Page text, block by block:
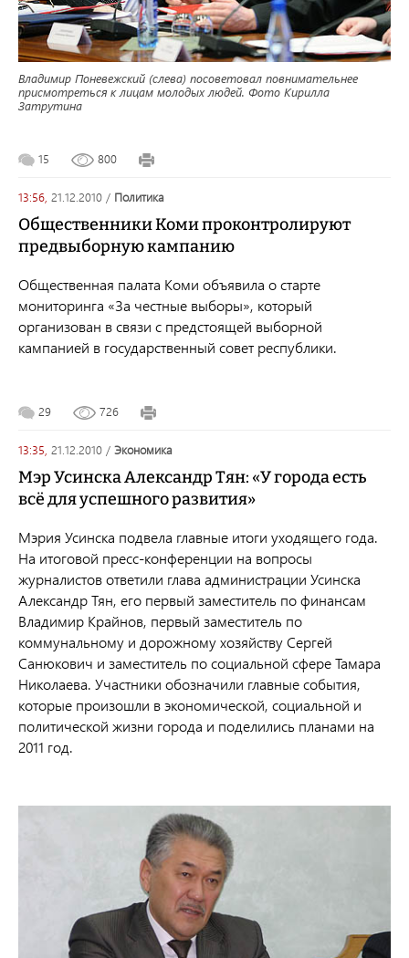
Владимир Поневежский (слева) посоветовал повнимательнее
присмотреться к лицам молодых людей. Фото Кирилла
Затрутина
15 800
13:56, 21.12.2010 / политика
Общественники Коми проконтролируют
предвыборную кампанию
Общественная палата Коми объявила о старте
мониторинга «За честные выборы», который
организован в связи с предстоящей выборной
кампанией в государственный совет республики.
29 726
13:35, 21.12.2010 / экономика
Мэр Усинска Александр Тян: «У города есть
всё для успешного развития»
Мэрия Усинска подвела главные итоги уходящего года.
На итоговой пресс-конференции на вопросы
журналистов ответили глава администрации Усинска
Александр Тян, его первый заместитель по финансам
Владимир Крайнов, первый заместитель по
коммунальному и дорожному хозяйству Сергей
Санюкович и заместитель по социальной сфере Тамара
Николаева. Участники обозначили главные события,
которые произошли в экономической, социальной и
политической жизни города и поделились планами на
2011 год.